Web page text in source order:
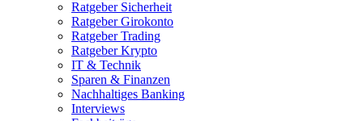
Ratgeber Sicherheit
Ratgeber Girokonto
Ratgeber Trading
Ratgeber Krypto
IT & Technik
Sparen & Finanzen
Nachhaltiges Banking
Interviews